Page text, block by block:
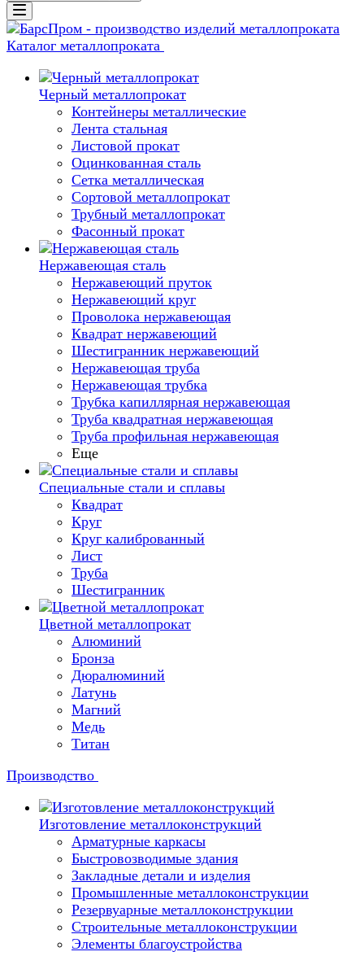
Каталог металлопроката
Черный металлопрокат
Контейнеры металлические
Лента стальная
Листовой прокат
Оцинкованная сталь
Сетка металлическая
Сортовой металлопрокат
Трубный металлопрокат
Фасонный прокат
Нержавеющая сталь
Нержавеющий пруток
Нержавеющий круг
Проволока нержавеющая
Квадрат нержавеющий
Шестигранник нержавеющий
Нержавеющая труба
Нержавеющая трубка
Трубка капиллярная нержавеющая
Труба квадратная нержавеющая
Труба профильная нержавеющая
Еще
Специальные стали и сплавы
Квадрат
Круг
Круг калиброванный
Лист
Труба
Шестигранник
Цветной металлопрокат
Алюминий
Бронза
Дюралюминий
Латунь
Магний
Медь
Титан
Производство
Изготовление металлоконструкций
Арматурные каркасы
Быстровозводимые здания
Закладные детали и изделия
Промышленные металлоконструкции
Резервуарные металлоконструкции
Строительные металлоконструкции
Элементы благоустройства